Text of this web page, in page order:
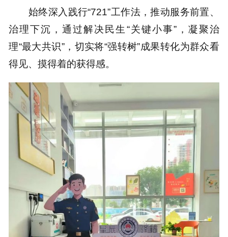
始终深入践行“721”工作法，推动服务前置、
治理下沉，通过解决民生“关键小事”，凝聚治
理“最大共识”，切实将“强转树”成果转化为群众看
得见、摸得着的获得感。